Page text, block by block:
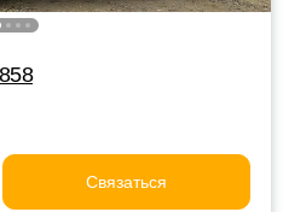
Связаться